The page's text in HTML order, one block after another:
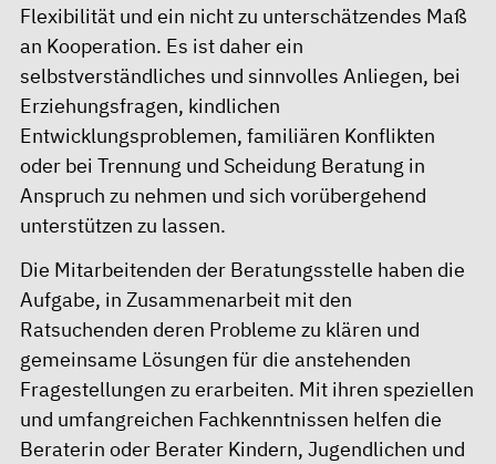
Flexibilität und ein nicht zu unterschätzendes Maß
an Kooperation. Es ist daher ein
selbstverständliches und sinnvolles Anliegen, bei
Erziehungsfragen, kindlichen
Entwicklungsproblemen, familiären Konflikten
oder bei Trennung und Scheidung Beratung in
Anspruch zu nehmen und sich vorübergehend
unterstützen zu lassen.
Die Mitarbeitenden der Beratungsstelle haben die
Aufgabe, in Zusammenarbeit mit den
Ratsuchenden deren Probleme zu klären und
gemeinsame Lösungen für die anstehenden
Fragestellungen zu erarbeiten. Mit ihren speziellen
und umfangreichen Fachkenntnissen helfen die
Beraterin oder Berater Kindern, Jugendlichen und